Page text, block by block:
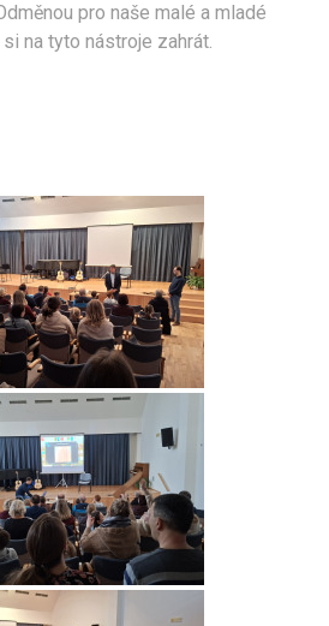
pro naše malé a mladé
na tyto nástroje zahrát.